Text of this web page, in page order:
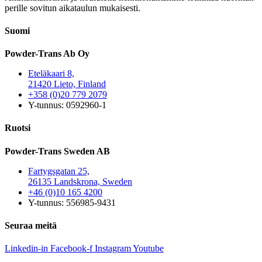
perille sovitun aikataulun mukaisesti.
Suomi
Powder-Trans Ab Oy
Eteläkaari 8,
21420 Lieto, Finland
+358 (0)20 779 2079
Y-tunnus: 0592960-1
Ruotsi
Powder-Trans Sweden AB
Fartygsgatan 25,
26135 Landskrona, Sweden
+46 (0)10 165 4200
Y-tunnus: 556985-9431
Seuraa meitä
Linkedin-in Facebook-f InstagramYoutube